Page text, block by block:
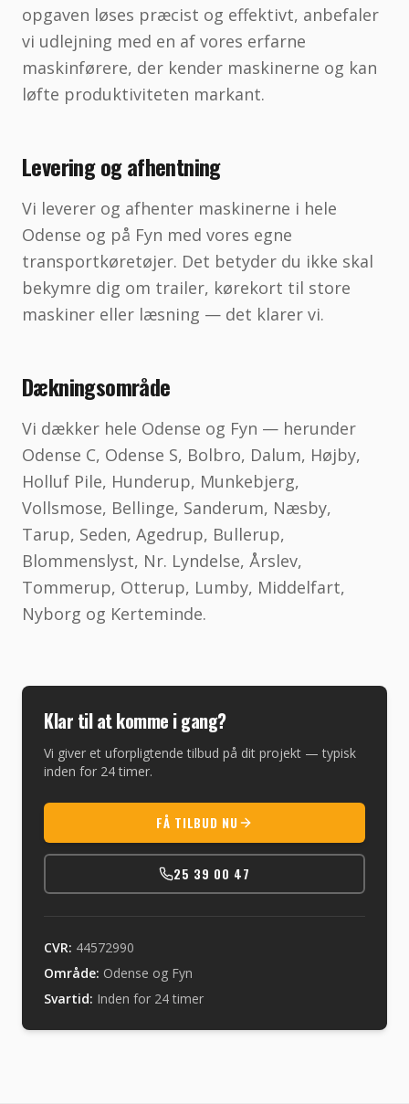
opgaven løses præcist og effektivt, anbefaler
vi udlejning med en af vores erfarne
maskinførere, der kender maskinerne og kan
løfte produktiviteten markant.
Levering og afhentning
Vi leverer og afhenter maskinerne i hele
Odense og på Fyn med vores egne
transportkøretøjer. Det betyder du ikke skal
bekymre dig om trailer, kørekort til store
maskiner eller læsning — det klarer vi.
Dækningsområde
Vi dækker hele Odense og Fyn — herunder
Odense C, Odense S, Bolbro, Dalum, Højby,
Holluf Pile, Hunderup, Munkebjerg,
Vollsmose, Bellinge, Sanderum, Næsby,
Tarup, Seden, Agedrup, Bullerup,
Blommenslyst, Nr. Lyndelse, Årslev,
Tommerup, Otterup, Lumby, Middelfart,
Nyborg og Kerteminde.
Klar til at komme i gang?
Vi giver et uforpligtende tilbud på dit projekt — typisk
inden for 24 timer.
FÅ TILBUD NU
25 39 00 47
CVR: 44572990
Område: Odense og Fyn
Svartid: Inden for 24 timer